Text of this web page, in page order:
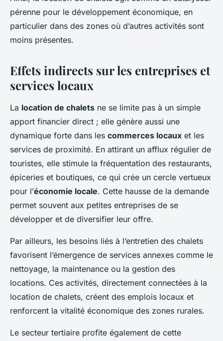
pérenne pour le développement économique, en
particulier dans des zones où d’autres activités sont
moins présentes.
Effets indirects sur les entreprises et
services locaux
La location de chalets ne se limite pas à un simple
apport financier direct ; elle génère aussi une
dynamique forte dans les commerces locaux et les
services de proximité. En attirant un afflux régulier de
touristes, elle stimule la fréquentation des restaurants,
épiceries et boutiques, ce qui crée un cercle vertueux
pour l’économie locale. Cette hausse de la demande
permet souvent aux petites entreprises de se
développer et de diversifier leur offre.
Par ailleurs, les besoins liés à l’entretien des chalets
favorisent l’émergence de services annexes comme le
nettoyage, la maintenance ou la gestion des
locations. Ces activités, directement connectées à la
location de chalets, créent des emplois locaux et
renforcent la vitalité économique des zones rurales.
Le secteur tertiaire profite également de cette